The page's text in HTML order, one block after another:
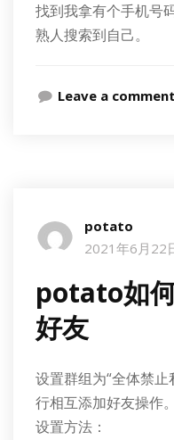
找到我拿有个手机号
熟人搜索到自己。
Leave a comment
potato
2021年6月22
potato如
好友
设置群组为“全体禁
行相互添加好友操作。
设置方法：